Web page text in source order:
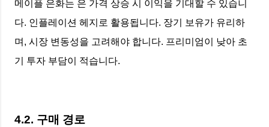
메이플 은화는 은 가격 상승 시 이익을 기대할 수 있습니
다. 인플레이션 헤지로 활용됩니다. 장기 보유가 유리하
며, 시장 변동성을 고려해야 합니다. 프리미엄이 낮아 초
기 투자 부담이 적습니다.
4.2. 구매 경로